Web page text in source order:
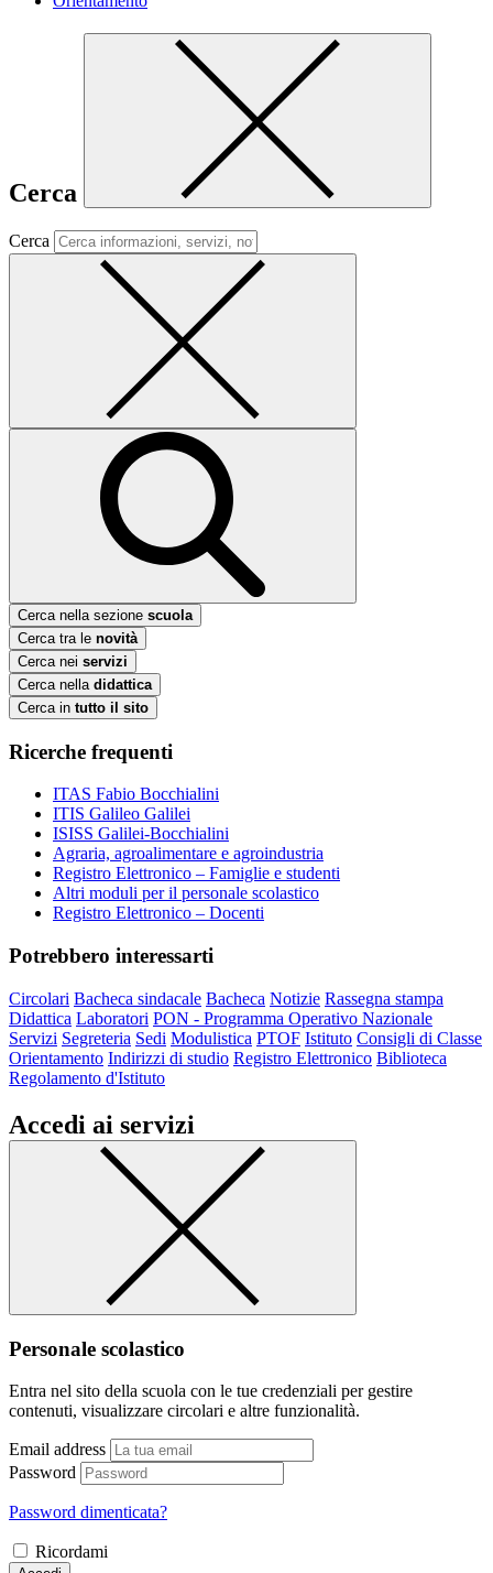
Cerca
Cerca
Cerca nella sezione scuola
Cerca tra le novità
Cerca nei servizi
Cerca nella didattica
Cerca in tutto il sito
Ricerche frequenti
ITAS Fabio Bocchialini
ITIS Galileo Galilei
ISISS Galilei-Bocchialini
Agraria, agroalimentare e agroindustria
Registro Elettronico – Famiglie e studenti
Altri moduli per il personale scolastico
Registro Elettronico – Docenti
Potrebbero interessarti
Circolari Bacheca sindacale Bacheca Notizie Rassegna stampa
Didattica Laboratori PON - Programma Operativo Nazionale
Servizi Segreteria Sedi Modulistica PTOF Istituto Consigli di Classe
Orientamento Indirizzi di studio Registro Elettronico Biblioteca
Regolamento d'Istituto
Accedi ai servizi
Personale scolastico
Entra nel sito della scuola con le tue credenziali per gestire
contenuti, visualizzare circolari e altre funzionalità.
Email address
Password
Password dimenticata?
Ricordami